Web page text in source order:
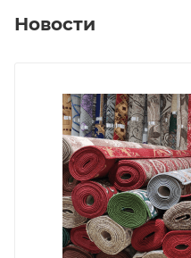
Новости